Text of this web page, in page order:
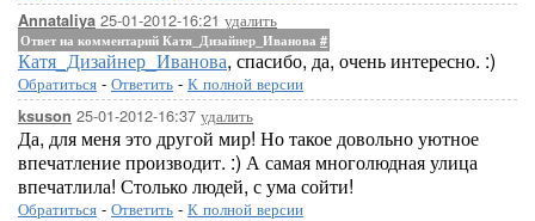
Annataliya 25-01-2012-16:21 удалить
Ответ на комментарий Катя_Дизайнер_Иванова #
Катя_Дизайнер_Иванова, спасибо, да, очень интересно. :)
Обратиться - Ответить - К полной версии
ksuson 25-01-2012-16:37 удалить
Да, для меня это другой мир! Но такое довольно уютное
впечатление производит. :) А самая многолюдная улица
впечатлила! Столько людей, с ума сойти!
Обратиться - Ответить - К полной версии